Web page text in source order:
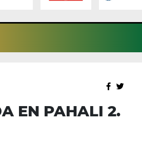
EN PAHALI 2.